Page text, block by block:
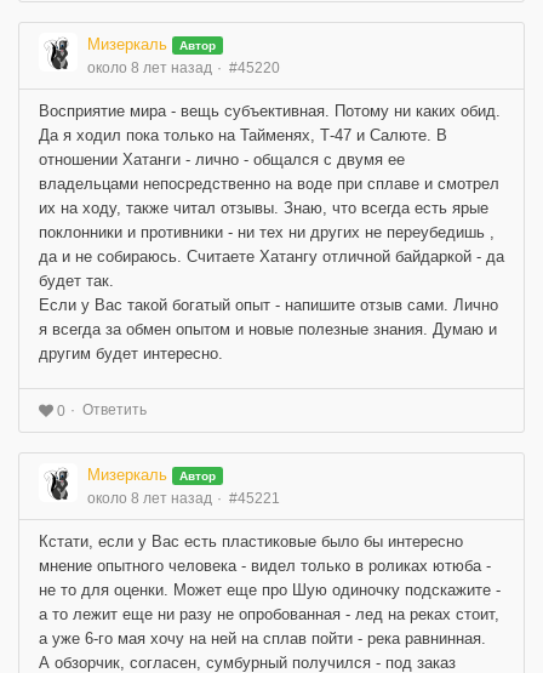
Мизеркаль Автор
около 8 лет назад #45220
Восприятие мира - вещь субъективная. Потому ни каких обид.
Да я ходил пока только на Тайменях, Т-47 и Салюте. В
отношении Хатанги - лично - общался с двумя ее
владельцами непосредственно на воде при сплаве и смотрел
их на ходу, также читал отзывы. Знаю, что всегда есть ярые
поклонники и противники - ни тех ни других не переубедишь ,
да и не собираюсь. Считаете Хатангу отличной байдаркой - да
будет так.
Если у Вас такой богатый опыт - напишите отзыв сами. Лично
я всегда за обмен опытом и новые полезные знания. Думаю и
другим будет интересно.
0 Ответить
Мизеркаль Автор
около 8 лет назад #45221
Кстати, если у Вас есть пластиковые было бы интересно
мнение опытного человека - видел только в роликах ютюба -
не то для оценки. Может еще про Шую одиночку подскажите -
а то лежит еще ни разу не опробованная - лед на реках стоит,
а уже 6-го мая хочу на ней на сплав пойти - река равнинная.
А обзорчик, согласен, сумбурный получился - под заказ